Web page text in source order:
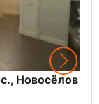
Новосёлов